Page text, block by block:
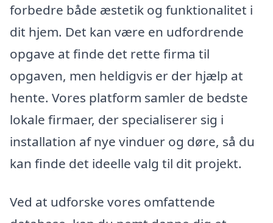
forbedre både æstetik og funktionalitet i
dit hjem. Det kan være en udfordrende
opgave at finde det rette firma til
opgaven, men heldigvis er der hjælp at
hente. Vores platform samler de bedste
lokale firmaer, der specialiserer sig i
installation af nye vinduer og døre, så du
kan finde det ideelle valg til dit projekt.
Ved at udforske vores omfattende